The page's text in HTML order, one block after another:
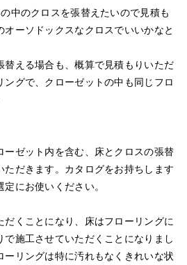
中のクロスを張替えたいので見積も
オーソドックスなクロスでいいかなと
替える場合も、概算で見積もりいただ
ングで、クローゼットの中も同じフロ
ーゼット内を含む、床とクロスの張替
ただきます。カタログをお持ちします
にお使いください。
だくことになり、床はフローリングに
で施工させていただくことになりまし
ーリングは特に汚れもなくきれいな状